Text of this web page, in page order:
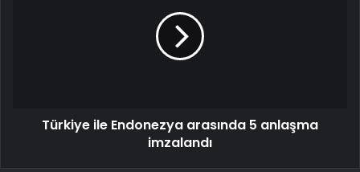
Türkiye ile Endonezya arasında 5 anlaşma
imzalandı